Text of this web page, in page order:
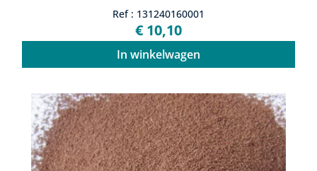
Ref : 131240160001
€ 10,10
In winkelwagen